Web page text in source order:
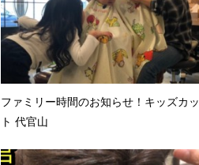
ファミリー時間のお知らせ！キッズカッ
ト 代官山